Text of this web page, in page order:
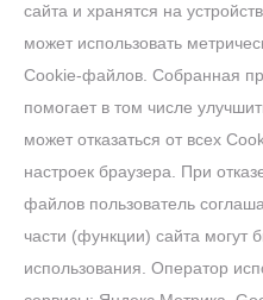
сайта и хранятся на
может использовать
Cookie-файлов. Собранная
помогает в том числе
может отказаться от всех
настроек браузера. При
файлов пользователь
части (функции) сайта могут
использования. Оператор